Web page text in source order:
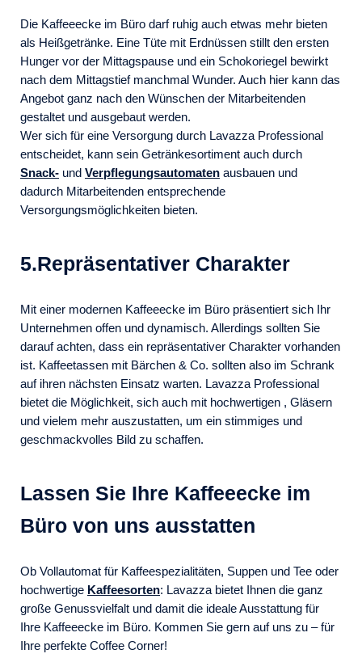
Die Kaffeeecke im Büro darf ruhig auch etwas mehr bieten
als Heißgetränke. Eine Tüte mit Erdnüssen stillt den ersten
Hunger vor der Mittagspause und ein Schokoriegel bewirkt
nach dem Mittagstief manchmal Wunder. Auch hier kann das
Angebot ganz nach den Wünschen der Mitarbeitenden
gestaltet und ausgebaut werden.
Wer sich für eine Versorgung durch Lavazza Professional
entscheidet, kann sein Getränkesortiment auch durch
Snack- und Verpflegungsautomaten ausbauen und
dadurch Mitarbeitenden entsprechende
Versorgungsmöglichkeiten bieten.
5.Repräsentativer Charakter
Mit einer modernen Kaffeeecke im Büro präsentiert sich Ihr
Unternehmen offen und dynamisch. Allerdings sollten Sie
darauf achten, dass ein repräsentativer Charakter vorhanden
ist. Kaffeetassen mit Bärchen & Co. sollten also im Schrank
auf ihren nächsten Einsatz warten. Lavazza Professional
bietet die Möglichkeit, sich auch mit hochwertigen , Gläsern
und vielem mehr auszustatten, um ein stimmiges und
geschmackvolles Bild zu schaffen.
Lassen Sie Ihre Kaffeeecke im
Büro von uns ausstatten
Ob Vollautomat für Kaffeespezialitäten, Suppen und Tee oder
hochwertige Kaffeesorten: Lavazza bietet Ihnen die ganz
große Genussvielfalt und damit die ideale Ausstattung für
Ihre Kaffeeecke im Büro. Kommen Sie gern auf uns zu – für
Ihre perfekte Coffee Corner!